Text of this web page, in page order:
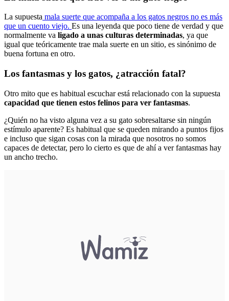
La supuesta mala suerte que acompaña a los gatos negros no es más
que un cuento viejo. Es una leyenda que poco tiene de verdad y que
normalmente va ligado a unas culturas determinadas, ya que
igual que teóricamente trae mala suerte en un sitio, es sinónimo de
buena fortuna en otro.
Los fantasmas y los gatos, ¿atracción fatal?
Otro mito que es habitual escuchar está relacionado con la supuesta
capacidad que tienen estos felinos para ver fantasmas.
¿Quién no ha visto alguna vez a su gato sobresaltarse sin ningún
estímulo aparente? Es habitual que se queden mirando a puntos fijos
e incluso que sigan cosas con la mirada que nosotros no somos
capaces de detectar, pero lo cierto es que de ahí a ver fantasmas hay
un ancho trecho.